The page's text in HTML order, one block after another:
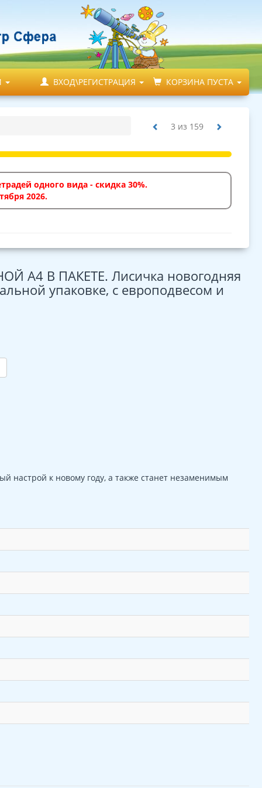
ВХОД\РЕГИСТРАЦИЯ КОРЗИНА ПУСТА
3 из 159
одного вида - скидка 30%.
2026.
А4 В ПАКЕТЕ. Лисичка новогодняя
упаковке, с европодвесом и
настрой к новому году, а также станет незаменимым